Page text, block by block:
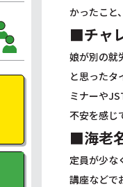
かったこと
■チャ
娘が別の就
と思ったタ
ミナーや
不安を感じ
■海老
定員が少な
講座などで